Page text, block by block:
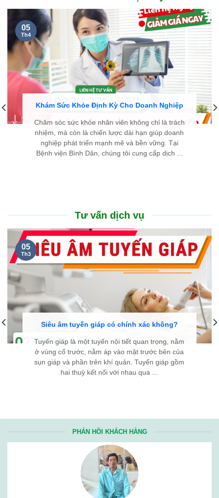
Khám Sức Khỏe Định Kỳ Cho Doanh Nghiệp
Chăm sóc sức khỏe nhân viên không chỉ là trách
nhiệm, mà còn là chiến lược dài hạn giúp doanh
nghiệp phát triển mạnh mẽ và bền vững. Tại
Bệnh viện Bình Dân, chúng tôi cung cấp dịch ...
05
Th4
Tư vấn dịch vụ
Siêu âm tuyến giáp có chính xác không?
Tuyến giáp là một tuyến nội tiết quan trọng, nằm
ở vùng cổ trước, nằm áp vào mặt trước bên của
sụn giáp và phần trên khí quản. Tuyến giáp gồm
hai thuỳ kết nối với nhau qua ...
05
Th3
PHẢN HỒI KHÁCH HÀNG